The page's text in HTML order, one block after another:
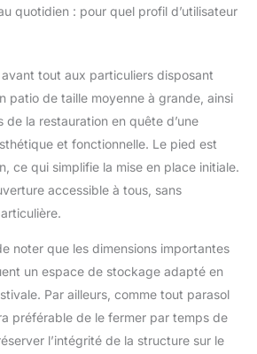
maximal de 31 kg, et le
rapide.
quotidien : pour quel profil d’utilisateur
avant tout aux particuliers disposant
patio de taille moyenne à grande, ainsi
de la restauration en quête d’une
et fonctionnelle. Le pied est
ce qui simplifie la mise en place initiale.
accessible à tous, sans
noter que les dimensions importantes
un espace de stockage adapté en
Par ailleurs, comme tout parasol
préférable de le fermer par temps de
l’intégrité de la structure sur le